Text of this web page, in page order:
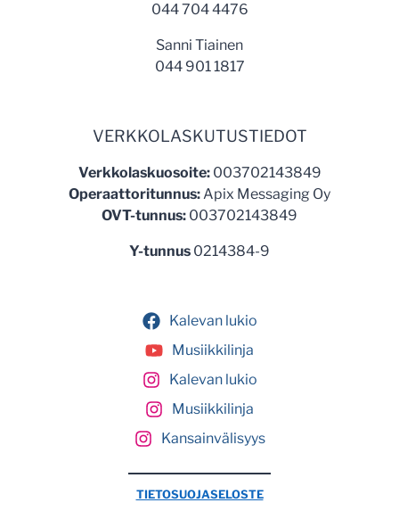
044 704 4476
Sanni Tiainen
044 901 1817
VERKKOLASKUTUSTIEDOT
Verkkolaskuosoite:003702143849
Operaattoritunnus:Apix Messaging Oy
OVT-tunnus: 003702143849
Y-tunnus 0214384-9
Kalevan lukio
Musiikkilinja
Kalevan lukio
Musiikkilinja
Kansainvälisyys
TIETOSUOJASELOSTE